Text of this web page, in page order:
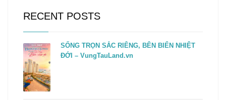
RECENT POSTS
SỐNG TRỌN SẮC RIÊNG, BÊN BIỂN NHIỆT
ĐỚI – VungTauLand.vn